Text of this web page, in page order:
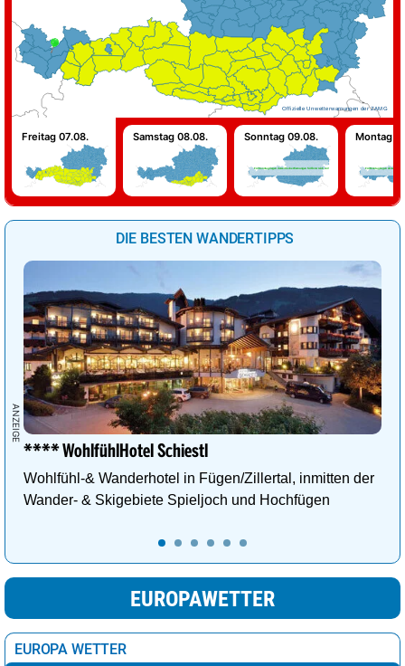
Offizielle Unwetterwarnungen der ZAMG
Freitag 07.08. Samstag 08.08. Sonntag 09.08.
Für Sonntag liegen derzeit keine Warnungen für Österreich vor!
Montag
Für Montag liegen derzeit keine
DIE BESTEN WANDERTIPPS
**** WohlfühlHotel Schiestl
Wohlfühl-& Wanderhotel in Fügen/Zillertal, inmitten der
Wander- & Skigebiete Spieljoch und Hochfügen
EUROPAWETTER
EUROPA WETTER